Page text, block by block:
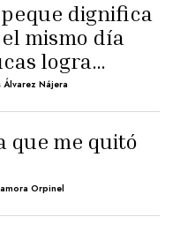
dignifica
mismo día
logra
Álvarez Nájera
que me quitó
Orpinel